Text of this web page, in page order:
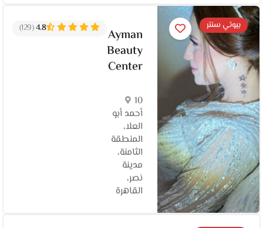
بيوتي سنتر
Ayman
Beauty
Center
10
أحمد أبو
العلا،
المنطقة
الثامنة،
مدينة
نصر،
القاهرة‬
4.8
(129)